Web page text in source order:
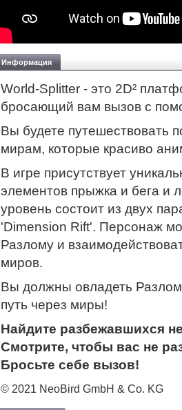
Информация
World-Splitter - это 2D²
бросающий вам вызов с
Вы будете путешествовать
мирам, которые красиво
В игре присутствует
элементов прыжка и бега и
уровень состоит из двух
'Dimension Rift'. Персонаж
Разлому и
миров.
Вы должны овладеть
путь через миры!
Найдите разбежавшихся
Смотрите, чтобы вас не
Бросьте себе вызов!
© 2021 NeoBird GmbH & Co. KG